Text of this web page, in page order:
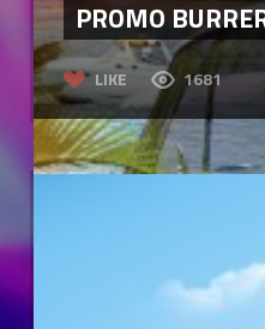
PROMO
LIKE 1681